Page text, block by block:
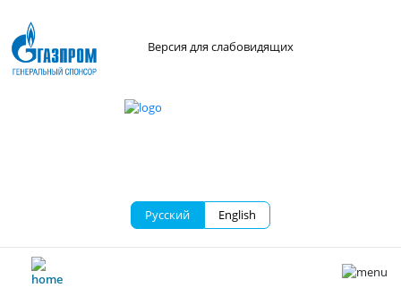
Версия для слабовидящих
Русский English